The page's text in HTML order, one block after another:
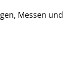
Messen und